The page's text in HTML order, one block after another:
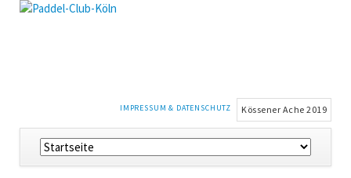
NAVIGATION
IMPRESSUM & DATENSCHUTZ Kössener Ache 2019
Navigation
überspringen